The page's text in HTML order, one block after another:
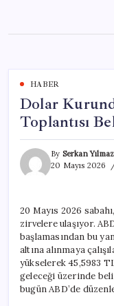
content
HABER
Dolar
Toplantısı
By Serkan Yılmaz
20 Mayıs 2026
20 Mayıs 2026
zirvelere ulaşıyor.
başlamasından bu
altına alınmaya
yükselerek 45,5983
geleceği üzerinde
bugün ABD’de